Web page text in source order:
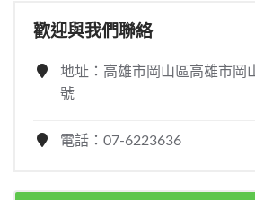
歡迎與我們聯絡
地址：高雄市岡山區高雄市岡
號
電話：07-6223636